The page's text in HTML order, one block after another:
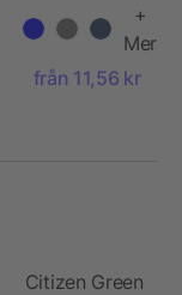
resepåse
+
Mer
från 11,56 kr
Citizen Green